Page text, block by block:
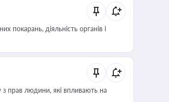
покарань, діяльність органів і
з прав людини, які впливають на